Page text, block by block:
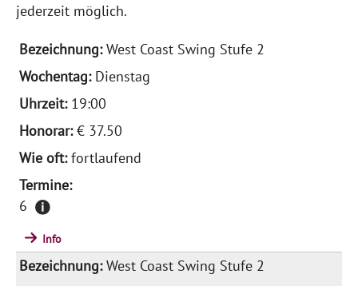
jederzeit möglich.
West Coast Swing Stufe 2
Dienstag
19:00
€ 37.50
fortlaufend
6
Info
West Coast Swing Stufe 2